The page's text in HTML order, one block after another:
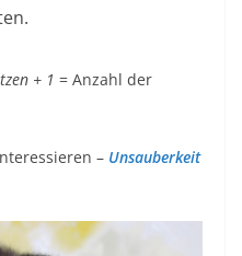
+ 1 = Anzahl der
– Unsauberkeit